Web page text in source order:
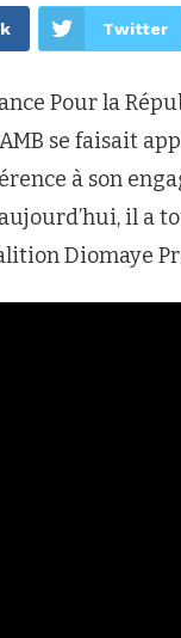
Twitter
Pour la
se faisait
à son
il a
Diomaye